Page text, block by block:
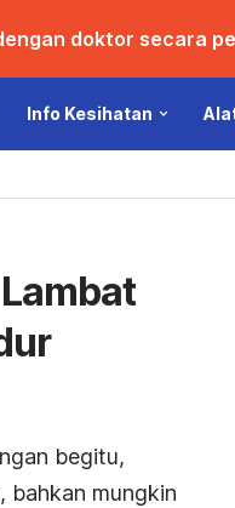
doktor secara
Info Kesihatan
begitu,
bahkan mungkin